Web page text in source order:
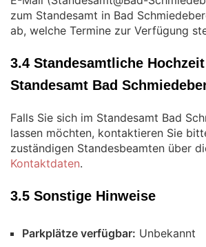
zum Standesamt in Bad
ab, welche Termine zur Verfügung
3.4 Standesamtliche
Standesamt Bad
Falls Sie sich im Standesamt Bad
lassen möchten, kontaktieren Sie
zuständigen Standesbeamten über
Kontaktdaten.
3.5 Sonstige Hinweise
Parkplätze verfügbar: Unbekannt